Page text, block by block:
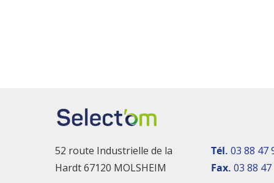
52 route Industrielle de la
Hardt 67120 MOLSHEIM
Tél. 03 88 47
Fax. 03 88 47